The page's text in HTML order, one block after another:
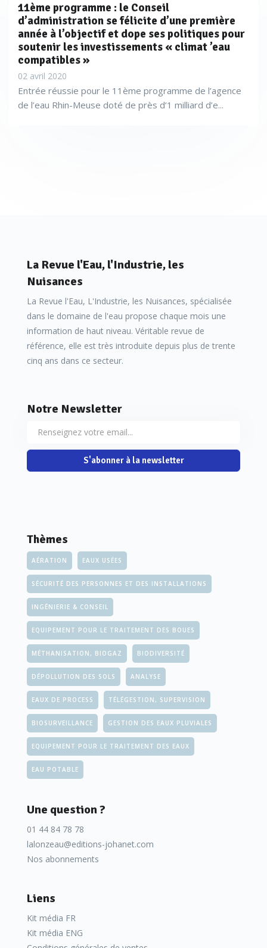
11ème programme : le Conseil
d’administration se félicite d’une première
année à l’objectif et dope ses politiques pour
soutenir les investissements « climat ’eau
compatibles »
02 avril 2020
Entrée réussie pour le 11ème programme de l’agence
de l’eau Rhin-Meuse doté de près d’1 milliard d’e...
La Revue l'Eau, l'Industrie, les
Nuisances
La Revue l'Eau, L'Industrie, les Nuisances, spécialisée
dans le domaine de l'eau propose chaque mois une
information de haut niveau. Véritable revue de
référence, elle est très introduite depuis plus de trente
cinq ans dans ce secteur.
Notre Newsletter
S'abonner à la newsletter
Thèmes
AÉRATION EAUX USÉES
SÉCURITÉ DES PERSONNES ET DES INSTALLATIONS
INGÉNIERIE & CONSEIL
EQUIPEMENT POUR LE TRAITEMENT DES BOUES
MÉTHANISATION, BIOGAZ BIODIVERSITÉ
DÉPOLLUTION DES SOLS ANALYSE
EAUX DE PROCESS TÉLÉGESTION, SUPERVISION
BIOSURVEILLANCE GESTION DES EAUX PLUVIALES
EQUIPEMENT POUR LE TRAITEMENT DES EAUX
EAU POTABLE
Une question ?
01 44 84 78 78
lalonzeau@editions-johanet.com
Nos abonnements
Liens
Kit média FR
Kit média ENG